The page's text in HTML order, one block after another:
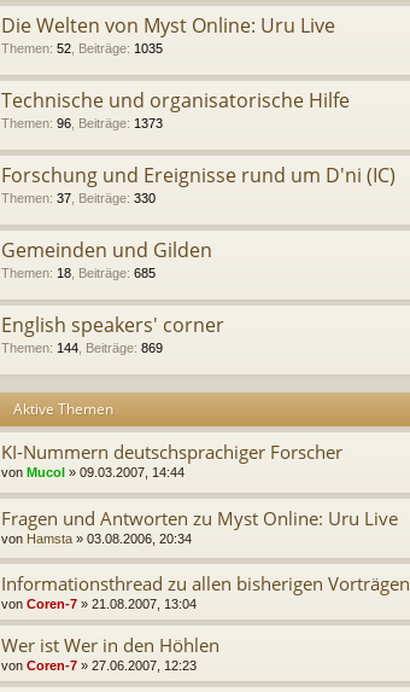
Die Welten von Myst Online: Uru Live
Themen: 52 Beiträge: 1035
Technische und organisatorische Hilfe
Themen: 96 Beiträge: 1373
Forschung und Ereignisse rund um D'ni (IC)
Themen: 37 Beiträge: 330
Gemeinden und Gilden
Themen: 18 Beiträge: 685
English speakers' corner
Themen: 144 Beiträge: 869
Aktive Themen
KI-Nummern deutschsprachiger Forscher
von Mucol » 09.03.2007, 14:44
Fragen und Antworten zu Myst Online: Uru Live
von Hamsta » 03.08.2006, 20:34
Informationsthread zu allen bisherigen Vorträgen
von Coren-7 » 21.08.2007, 13:04
Wer ist Wer in den Höhlen
von Coren-7 » 27.06.2007, 12:23